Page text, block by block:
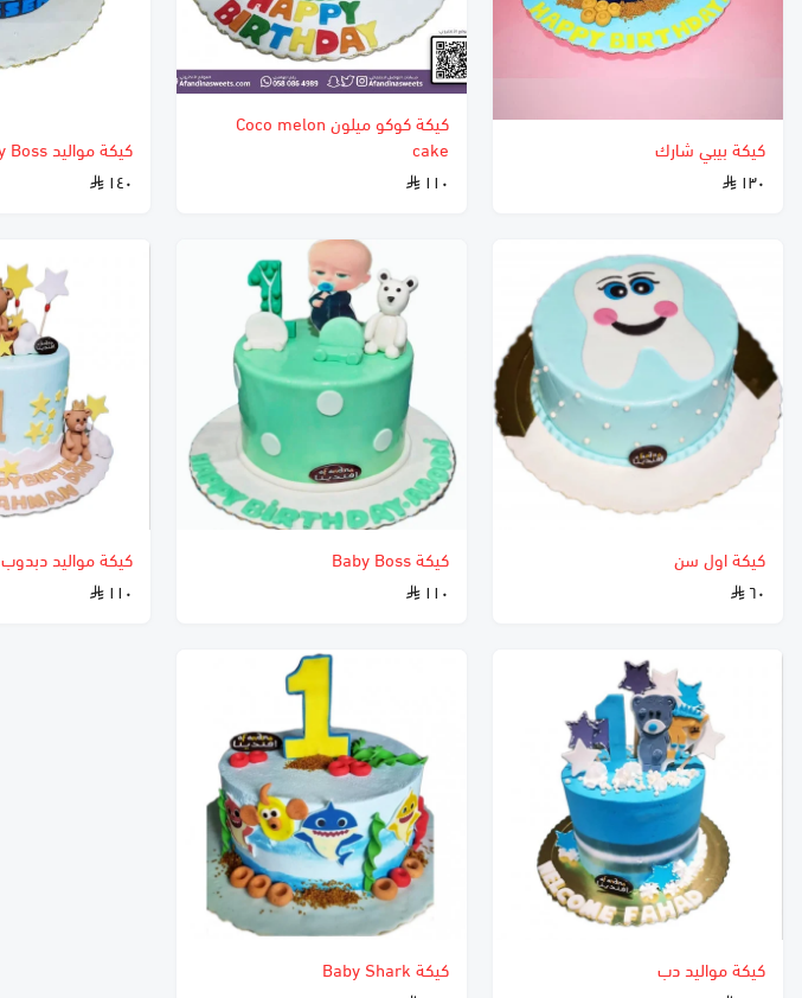
كيكة بيبي شارك
١٣٠
كيكة كوكو ميلون Coco melon
cake
١١٠
كيكة مواليد Baby Boss
١٤٠
كيكة اول سن
٦٠
كيكة Baby Boss
١١٠
كيكة مواليد دبدوب
١١٠
كيكة مواليد دب
كيكة Baby Shark